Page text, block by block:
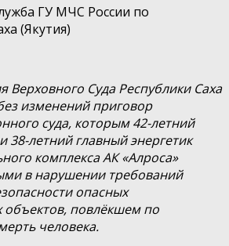
ГУ МЧС России по
(Якутия)
Верховного Суда Республики Саха
изменений приговор
суда, которым 42-летний
38-летний главный энергетик
комплекса АК «Алроса»
в нарушении требований
опасных
объектов, повлёкшем по
человека.